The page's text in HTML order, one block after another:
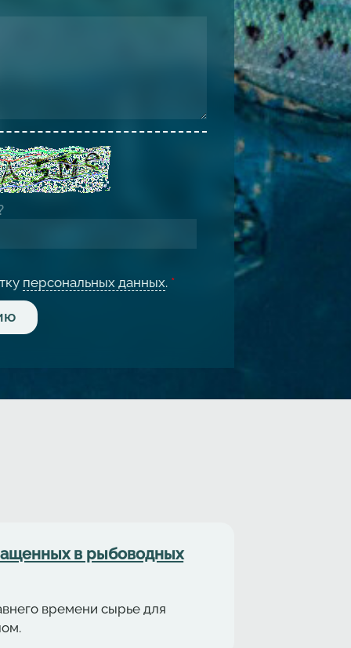
персональных данных. *
в рыбоводных
времени сырье для